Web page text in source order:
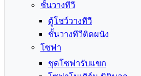
ชั้นวางทีวี
ตู้โชว์วางทีวี
ชั้นวางทีวีติดผนัง
โซฟา
ชุดโซฟารับแขก